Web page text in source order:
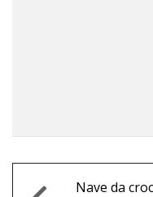
Nave da